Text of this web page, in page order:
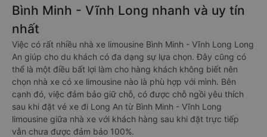
Bình Minh - Vĩnh Long nhanh và uy tín
nhất
Việc có rất nhiều nhà xe limousine Bình Minh - Vĩnh Long Long
An giúp cho du khách có đa dạng sự lựa chọn. Đây cũng có
thể là một điều bất lợi làm cho hàng khách không biết nên
chọn nhà xe có xe limousine nào là phù hợp với mình. Bên
cạnh đó, việc đảm bảo giữ chỗ, có được chỗ ngồi yêu thích
sau khi đặt vé xe đi Long An từ Bình Minh - Vĩnh Long
limousine giữa nhà xe với khách hàng sau khi đặt trực tiếp
vẫn chưa được đảm bảo 100%.